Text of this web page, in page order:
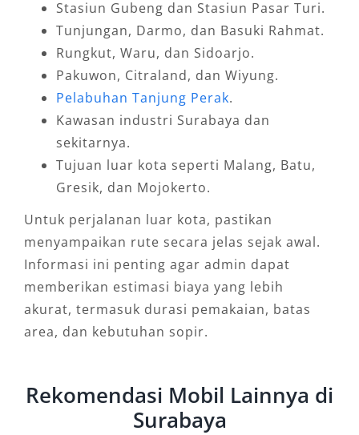
Stasiun Gubeng dan Stasiun Pasar Turi.
Tunjungan, Darmo, dan Basuki Rahmat.
Rungkut, Waru, dan Sidoarjo.
Pakuwon, Citraland, dan Wiyung.
Pelabuhan Tanjung Perak.
Kawasan industri Surabaya dan
sekitarnya.
Tujuan luar kota seperti Malang, Batu,
Gresik, dan Mojokerto.
Untuk perjalanan luar kota, pastikan
menyampaikan rute secara jelas sejak awal.
Informasi ini penting agar admin dapat
memberikan estimasi biaya yang lebih
akurat, termasuk durasi pemakaian, batas
area, dan kebutuhan sopir.
Rekomendasi Mobil Lainnya di
Surabaya